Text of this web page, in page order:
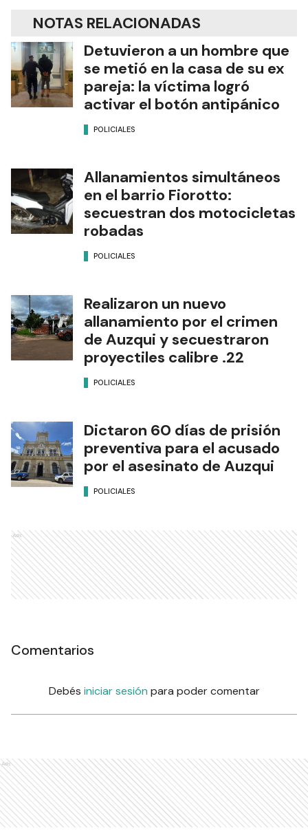
NOTAS RELACIONADAS
Detuvieron a un hombre que
se metió en la casa de su ex
pareja: la víctima logró
activar el botón antipánico
POLICIALES
Allanamientos simultáneos
en el barrio Fiorotto:
secuestran dos motocicletas
robadas
POLICIALES
Realizaron un nuevo
allanamiento por el crimen
de Auzqui y secuestraron
proyectiles calibre .22
POLICIALES
Dictaron 60 días de prisión
preventiva para el acusado
por el asesinato de Auzqui
POLICIALES
Ads
Comentarios
Debés iniciar sesión para poder comentar
Ads